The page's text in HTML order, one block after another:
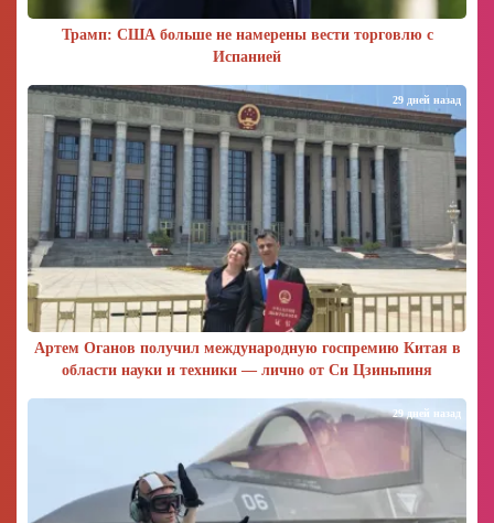
Трамп: США больше не намерены вести торговлю с
Испанией
Артем Оганов получил международную госпремию Китая в
области науки и техники — лично от Си Цзиньпиня
29 дней назад
29 дней назад